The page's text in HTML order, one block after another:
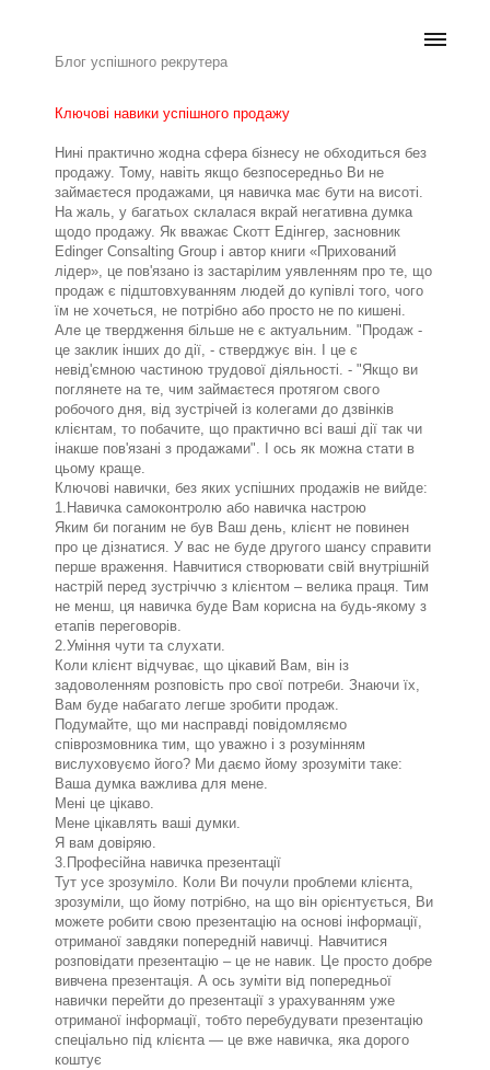
Блог успішного рекрутера
Ключові навики успішного продажу
Нині практично жодна сфера бізнесу не обходиться без
продажу. Тому, навіть якщо безпосередньо Ви не
займаєтеся продажами, ця навичка має бути на висоті.
На жаль, у багатьох склалася вкрай негативна думка
щодо продажу. Як вважає Скотт Едінгер, засновник
Edinger Consalting Group і автор книги «Прихований
лідер», це пов'язано із застарілим уявленням про те, що
продаж є підштовхуванням людей до купівлі того, чого
їм не хочеться, не потрібно або просто не по кишені.
Але це твердження більше не є актуальним. "Продаж -
це заклик інших до дії, - стверджує він. І це є
невід'ємною частиною трудової діяльності. - "Якщо ви
поглянете на те, чим займаєтеся протягом свого
робочого дня, від зустрічей із колегами до дзвінків
клієнтам, то побачите, що практично всі ваші дії так чи
інакше пов'язані з продажами". І ось як можна стати в
цьому краще.
Ключові навички, без яких успішних продажів не вийде:
1.Навичка самоконтролю або навичка настрою
Яким би поганим не був Ваш день, клієнт не повинен
про це дізнатися. У вас не буде другого шансу справити
перше враження. Навчитися створювати свій внутрішній
настрій перед зустріччю з клієнтом – велика праця. Тим
не менш, ця навичка буде Вам корисна на будь-якому з
етапів переговорів.
2.Уміння чути та слухати.
Коли клієнт відчуває, що цікавий Вам, він із
задоволенням розповість про свої потреби. Знаючи їх,
Вам буде набагато легше зробити продаж.
Подумайте, що ми насправді повідомляємо
співрозмовника тим, що уважно і з розумінням
вислуховуємо його? Ми даємо йому зрозуміти таке:
Ваша думка важлива для мене.
Мені це цікаво.
Мене цікавлять ваші думки.
Я вам довіряю.
3.Професійна навичка презентації
Тут усе зрозуміло. Коли Ви почули проблеми клієнта,
зрозуміли, що йому потрібно, на що він орієнтується, Ви
можете робити свою презентацію на основі інформації,
отриманої завдяки попередній навичці. Навчитися
розповідати презентацію – це не навик. Це просто добре
вивчена презентація. А ось зуміти від попередньої
навички перейти до презентації з урахуванням уже
отриманої інформації, тобто перебудувати презентацію
спеціально під клієнта — це вже навичка, яка дорого
коштує